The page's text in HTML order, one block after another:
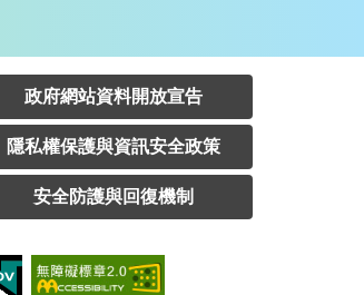
政府網站資料開放宣告
隱私權保護與資訊安全政策
安全防護與回復機制